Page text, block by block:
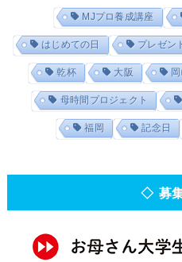
MJプロ養成講座
はじめての日 プレゼン
乾杯 大阪
母時間プロジェクト
福岡 記念日
◇ 募